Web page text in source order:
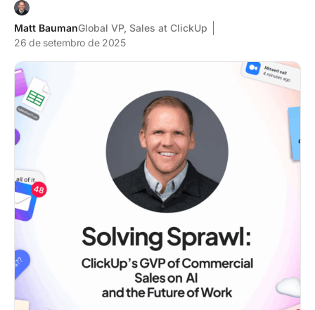
Matt BaumanGlobal VP, Sales at ClickUp
26 de setembro de 2025